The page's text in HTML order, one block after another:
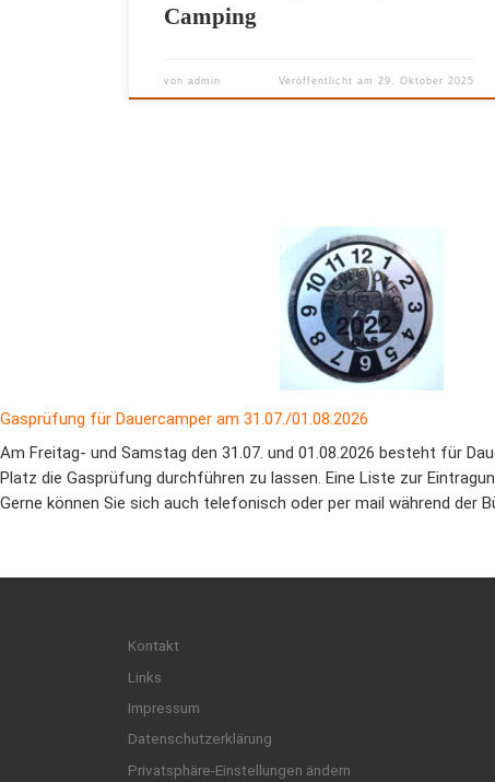
Camping
vonadmin Veröffentlicht am 29. Oktober 2025
Gasprüfung für Dauercamper am 31.07./01.08.2026
Am Freitag- und Samstag den 31.07. und 01.08.2026 besteht für
Platz die Gasprüfung durchführen zu lassen. Eine Liste zur
Gerne können Sie sich auch telefonisch oder per mail während der
Kontakt
Links
Impressum
Datenschutzerklärung
Privatsphäre-Einstellungen ändern